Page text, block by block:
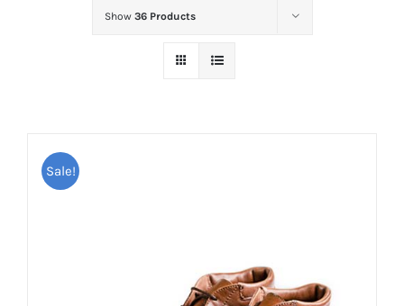
Show 36 Products
Sale!